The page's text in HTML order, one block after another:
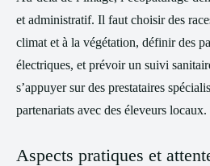
et administratif. Il faut choisir des
climat et à la végétation, définir des
électriques, et prévoir un suivi
s’appuyer sur des prestataires
partenariats avec des éleveurs locaux.
Aspects pratiques et